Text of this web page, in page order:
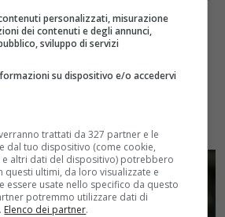
2026
Gerry Scotti e La Ruota
prime time estivo di Canale 5,
il debutto di Enrico Pa
personalizzati, misurazione
dei contenuti e degli annunci,
sviluppo di servizi
su dispositivo e/o accedervi
trattati da 327 partner e le
dal tuo dispositivo (come cookie,
altri dati del dispositivo) potrebbero
questi ultimi, da loro visualizzate e
essere usate nello specifico da questo
potremmo utilizzare dati di
Elenco dei partner.